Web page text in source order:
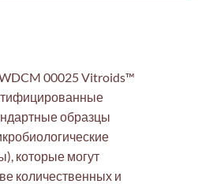
00025 Vitroids™
образцы
которые могут
количественных и